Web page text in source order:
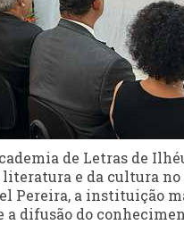
de Letras de
e da cultura no
Pereira, a instituição
a difusão do